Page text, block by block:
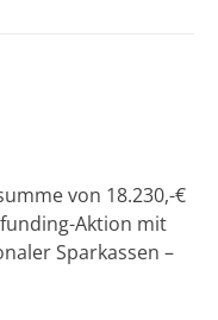
von 18.230,-€
Aktion mit
Sparkassen –